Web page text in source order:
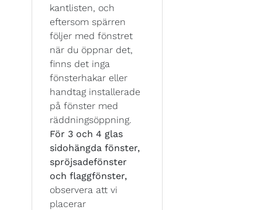
kantlisten, och
eftersom spärren
följer med fönstret
när du öppnar det,
finns det inga
fönsterhakar eller
handtag installerade
på fönster med
räddningsöppning.
För 3 och 4 glas
sidohängda fönster,
spröjsadefönster
och flaggfönster,
observera att vi
placerar